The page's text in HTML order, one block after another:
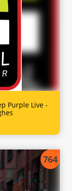
Purple Live -
764